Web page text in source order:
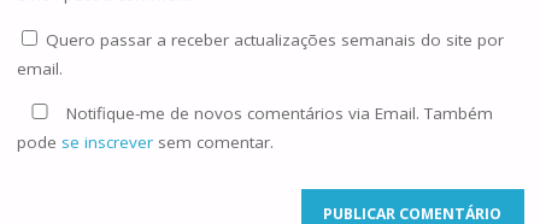
Quero passar a receber actualizações semanais do site por
email.
Notifique-me de novos comentários via Email. Também
pode se inscreversem comentar.